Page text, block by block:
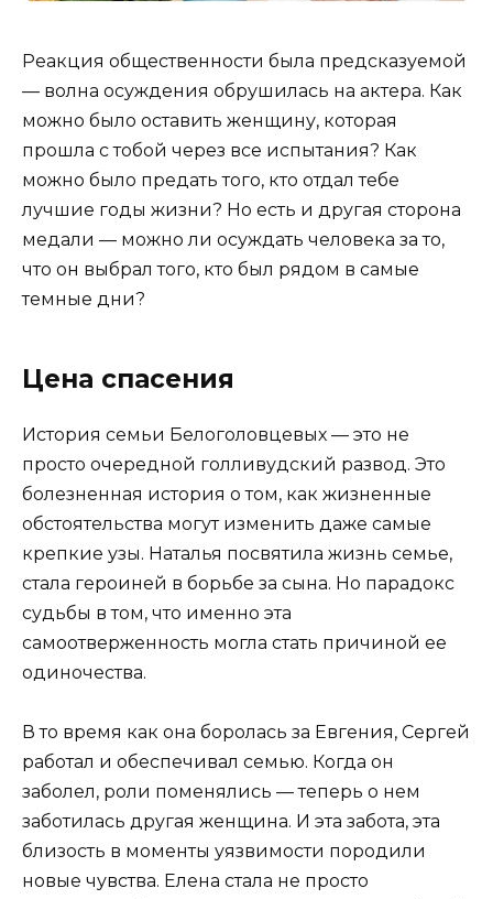
Реакция общественности была предсказуемой
— волна осуждения обрушилась на актера. Как
можно было оставить женщину, которая
прошла с тобой через все испытания? Как
можно было предать того, кто отдал тебе
лучшие годы жизни? Но есть и другая сторона
медали — можно ли осуждать человека за то,
что он выбрал того, кто был рядом в самые
темные дни?
Цена спасения
История семьи Белоголовцевых — это не
просто очередной голливудский развод. Это
болезненная история о том, как жизненные
обстоятельства могут изменить даже самые
крепкие узы. Наталья посвятила жизнь семье,
стала героиней в борьбе за сына. Но парадокс
судьбы в том, что именно эта
самоотверженность могла стать причиной ее
одиночества.
В то время как она боролась за Евгения, Сергей
работал и обеспечивал семью. Когда он
заболел, роли поменялись — теперь о нем
заботилась другая женщина. И эта забота, эта
близость в моменты уязвимости породили
новые чувства. Елена стала не просто